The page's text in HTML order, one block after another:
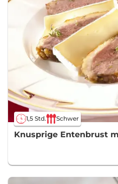
1,5 Std. Schwer
Knusprige Entenbrust